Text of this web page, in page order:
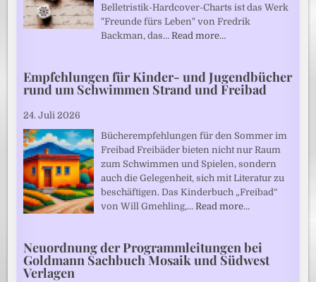
Belletristik-Hardcover-Charts ist das Werk
"Freunde fürs Leben" von Fredrik
Backman, das…Read more…
Empfehlungen für Kinder- und Jugendbücher
rund um Schwimmen Strand und Freibad
24. Juli 2026
Bücherempfehlungen für den Sommer im
Freibad Freibäder bieten nicht nur Raum
zum Schwimmen und Spielen, sondern
auch die Gelegenheit, sich mit Literatur zu
beschäftigen. Das Kinderbuch „Freibad“
von Will Gmehling,…Read more…
Neuordnung der Programmleitungen bei
Goldmann Sachbuch Mosaik und Südwest
Verlagen